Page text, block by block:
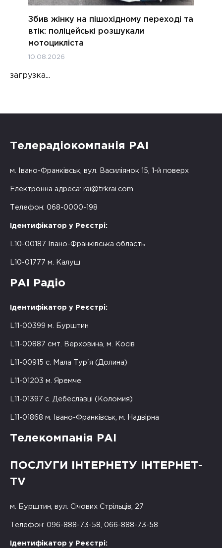
Збив жінку на пішохідному переході та
втік: поліцейські розшукали
мотоцикліста
10.08.2026
загрузка...
Телерадіокомпанія РАІ
м. Івано-Франківськ, вул. Василіянок 15, 1-й поверх
Електронна адреса: rai@trkrai.com
Телефон: 068-0000-198
Ідентифікатор у Реєстрі:
L10-00187 Івано-Франківська область
L10-01777 м. Калуш
РАІ Радіо
Ідентифікатор у Реєстрі:
L11-00399 м. Бурштин
L11-00887 смт. Верховина, м. Косів
L11-00915 с. Мала Тур'я (Долина)
L11-01203 м. Яремче
L11-01397 с. Дебеславці (Коломия)
L11-01868 м. Івано-Франківськ, м. Надвірна
Телекомпанія РАІ
ПОСЛУГИ ІНТЕРНЕТУ ІНТЕРНЕТ-
TV
м. Бурштин, вул. Січових Стрільців, 27
Телефон: 096-888-73-58, 066-888-73-58
Ідентифікатор у Реєстрі: